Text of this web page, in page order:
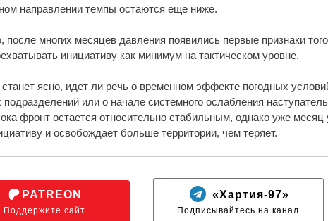
направлении темпы остаются еще ниже.
после многих месяцев давления появились первые признаки
инициативу как минимум на тактическом уровне.
ясно, идет ли речь о временном эффекте погодных
подразделений или о начале системного ослабления
фронт остается относительно стабильным, однако уже месяц
и освобождает больше территории, чем теряет.
PATREON
Поддержите сайт
«Хартия-97»
Подписывайтесь на канал